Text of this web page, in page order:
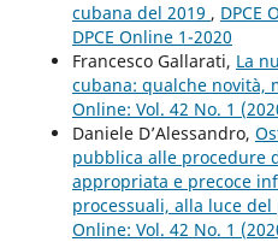
cubana del 2019 , DPCE
DPCE Online 1-2020
Francesco Gallarati, La
cubana: qualche novità,
Online: Vol. 42 No. 1
Daniele D’Alessandro,
pubblica alle procedure
appropriata e precoce
processuali, alla luce
Online: Vol. 42 No. 1